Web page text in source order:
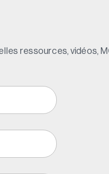
ressources, vidéos,